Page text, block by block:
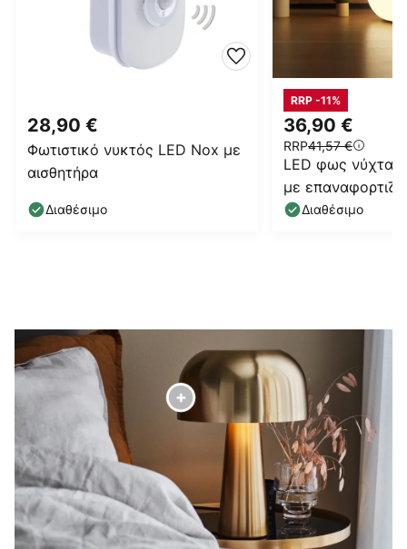
28,90 €
Φωτιστικό νυκτός LED Nox με
αισθητήρα
Διαθέσιμο
36,90 €
RRP41,57 €
RRP -11%
LED φως
με
μπαταρία και USB
Διαθέσιμο